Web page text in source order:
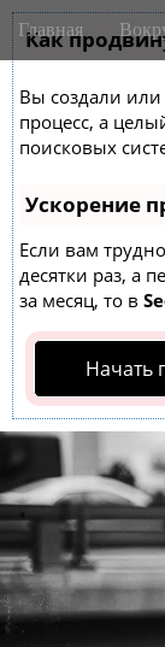
Как
Вы создали или
процесс, а
поисковых
Ускорение
Если вам
десятки раз, а
за месяц, то в
Начать
M
a
n
m
e
n
u
i
Главная